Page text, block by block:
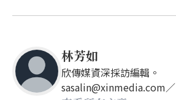
林芳如
欣傳媒資深採訪編輯。
sasalin@xinmedia.com／